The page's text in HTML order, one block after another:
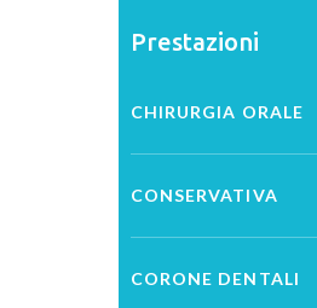
Prestazioni
CHIRURGIA ORALE
CONSERVATIVA
CORONE DENTALI